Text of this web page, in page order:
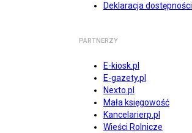
Deklaracja dostępności
PARTNERZY
E-kiosk.pl
E-gazety.pl
Nexto.pl
Mała księgowość
Kancelarierp.pl
Wieści Rolnicze